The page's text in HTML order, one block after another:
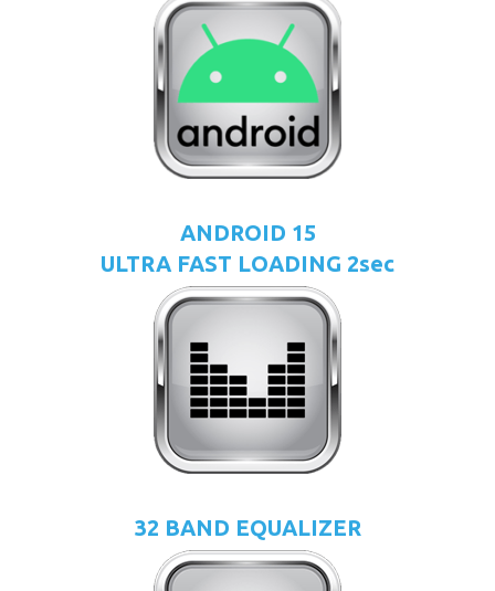
ANDROID 15
ULTRA FAST LOADING 2sec
32 BAND EQUALIZER